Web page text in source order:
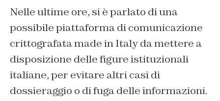
Nelle ultime ore, si è parlato di una
possibile piattaforma di comunicazione
crittografata made in Italy da mettere a
disposizione delle figure istituzionali
italiane, per evitare altri casi di
dossieraggio o di fuga delle informazioni.